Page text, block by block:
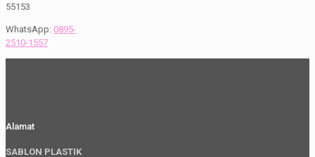
55153
WhatsApp: 0895-
2510-1557
Alamat
SABLON PLASTIK